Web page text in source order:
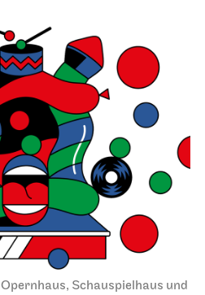
Opernhaus, Schauspielhaus und